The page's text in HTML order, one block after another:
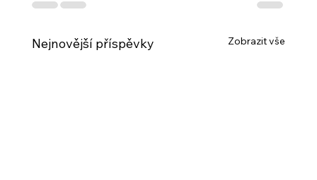
Nejnovější příspěvky Zobrazit vše